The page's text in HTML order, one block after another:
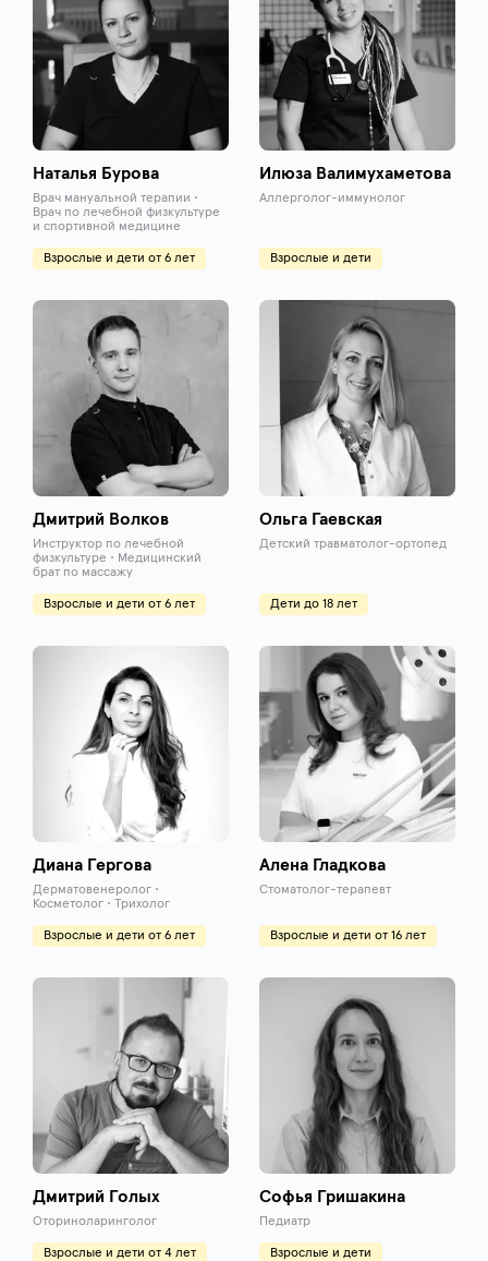
Наталья Бурова
Врач мануальной терапии •
Врач по лечебной физкультуре
и спортивной медицине
Взрослые и дети от 6 лет
Илюза Валимухаметова
Аллерголог-иммунолог
Взрослые и дети
Дмитрий Волков
Инструктор по лечебной
физкультуре • Медицинский
брат по массажу
Взрослые и дети от 6 лет
Ольга Гаевская
Детский травматолог-ортопед
Дети до 18 лет
Диана Гергова
Дерматовенеролог •
Косметолог • Трихолог
Взрослые и дети от 6 лет
Алена Гладкова
Стоматолог-терапевт
Взрослые и дети от 16 лет
Дмитрий Голых
Оториноларинголог
Взрослые и дети от 4 лет
Софья Гришакина
Педиатр
Взрослые и дети